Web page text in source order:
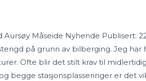
Måseide Nyhende Publisert: 22
på grunn av bilberging. Jeg
Ofte blir det stilt krav til
begge stasjonsplasseringer er det